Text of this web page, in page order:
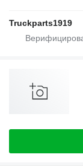
Truckparts1919